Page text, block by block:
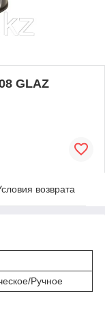
GLAZ
возврата
Ручное